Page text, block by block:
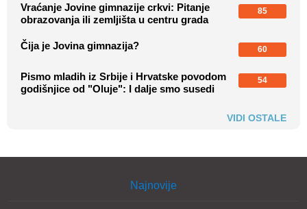
Vraćanje Jovine gimnazije crkvi: Pitanje
obrazovanja ili zemljišta u centru grada
85
Čija je Jovina gimnazija? 60
Pismo mladih iz Srbije i Hrvatske povodom
godišnjice od "Oluje": I dalje smo susedi
54
VIDI OSTALE
Najnovije